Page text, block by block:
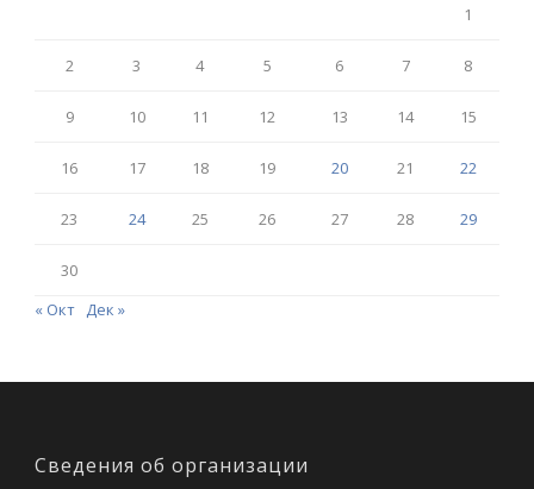
1
2 3 4 5 6 7 8
9 10 11 12 13 14 15
16 17 18 19 20 21 22
23 24 25 26 27 28 29
30
« Окт Дек »
Сведения об организации